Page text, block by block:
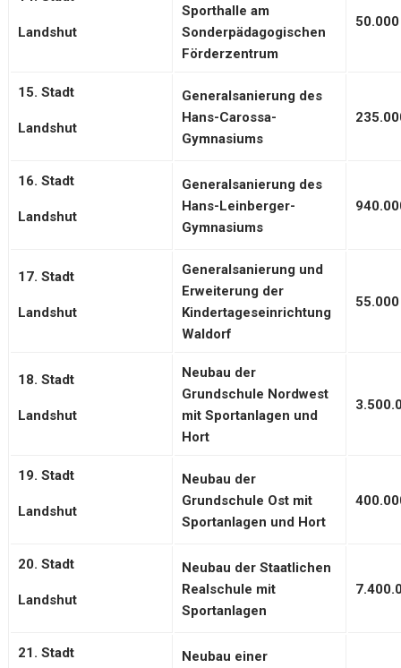
Landshut
Sporthalle am
Sonderpädagogischen
Förderzentrum
50.000
15. Stadt
Landshut
Generalsanierung des
Hans-Carossa-
Gymnasiums
16. Stadt
Landshut
Generalsanierung des
Hans-Leinberger-
Gymnasiums
17. Stadt
Landshut
Generalsanierung und
Erweiterung der
Kindertageseinrichtung
Waldorf
55.000
18. Stadt
Landshut
Neubau der
Grundschule Nordwest
mit Sportanlagen und
Hort
19. Stadt
Landshut
Neubau der
Grundschule Ost mit
Sportanlagen und Hort
20. Stadt
Landshut
Neubau der Staatlichen
Realschule mit
Sportanlagen
21. Stadt
Neubau einer